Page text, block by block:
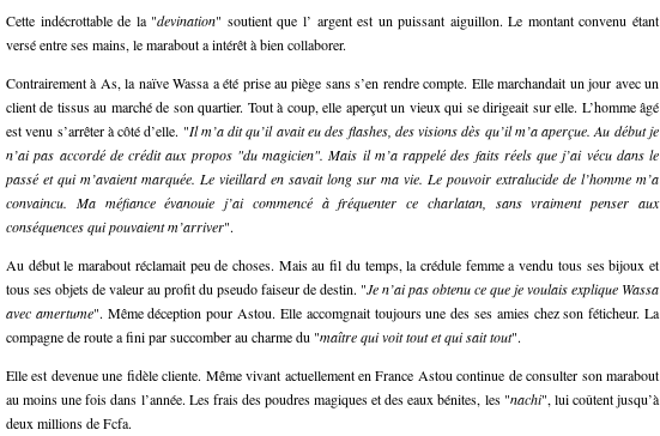
Cette indécrottable de la "devination" soutient que l’ argent est un puissant aiguillon. Le montant convenu étant
versé entre ses mains, le marabout a intérêt à bien collaborer.
Contrairement à As, la naïve Wassa a été prise au piège sans s’en rendre compte. Elle marchandait un jour avec un
client de tissus au marché de son quartier. Tout à coup, elle aperçut un vieux qui se dirigeait sur elle. L’homme âgé
est venu s’arrêter à côté d’elle. "Il m’a dit qu’il avait eu des flashes, des visions dès qu’il m’a aperçue. Au début je
n’ai pas accordé de crédit aux propos "du magicien". Mais il m’a rappelé des faits réels que j’ai vécu dans le
passé et qui m’avaient marquée. Le vieillard en savait long sur ma vie. Le pouvoir extralucide de l’homme m’a
convaincu. Ma méfiance évanouie j’ai commencé à fréquenter ce charlatan, sans vraiment penser aux
conséquences qui pouvaient m’arriver".
Au début le marabout réclamait peu de choses. Mais au fil du temps, la crédule femme a vendu tous ses bijoux et
tous ses objets de valeur au profit du pseudo faiseur de destin. "Je n’ai pas obtenu ce que je voulais explique Wassa
avec amertume". Même déception pour Astou. Elle accomgnait toujours une des ses amies chez son féticheur. La
compagne de route a fini par succomber au charme du "maître qui voit tout et qui sait tout".
Elle est devenue une fidèle cliente. Même vivant actuellement en France Astou continue de consulter son marabout
au moins une fois dans l’année. Les frais des poudres magiques et des eaux bénites, les "nachi", lui coûtent jusqu’à
deux millions de Fcfa.